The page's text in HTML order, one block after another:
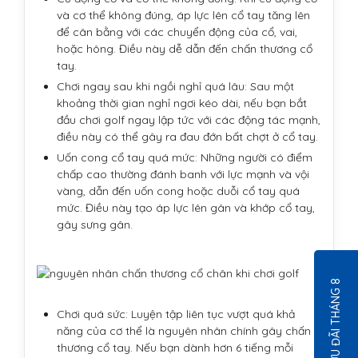
và cơ thể không đúng, áp lực lên cổ tay tăng lên
để cân bằng với các chuyển động của cổ, vai,
hoặc hông. Điều này dễ dẫn đến chấn thương cổ
tay.
Chơi ngay sau khi ngồi nghỉ quá lâu: Sau một
khoảng thời gian nghỉ ngơi kéo dài, nếu bạn bắt
đầu chơi golf ngay lập tức với các động tác mạnh,
điều này có thể gây ra đau đớn bất chợt ở cổ tay.
Uốn cong cổ tay quá mức: Những người có điểm
chấp cao thường đánh banh với lực mạnh và vội
vàng, dẫn đến uốn cong hoặc duỗi cổ tay quá
mức. Điều này tạo áp lực lên gân và khớp cổ tay,
gây sưng gân.
Chơi quá sức: Luyện tập liên tục vượt quá khả
năng của cơ thể là nguyên nhân chính gây chấn
thương cổ tay. Nếu bạn dành hơn 6 tiếng mỗi
ƯU ĐÃI THÁNG 8